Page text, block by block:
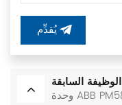
يُقدِّم
الوظيفة السابقة